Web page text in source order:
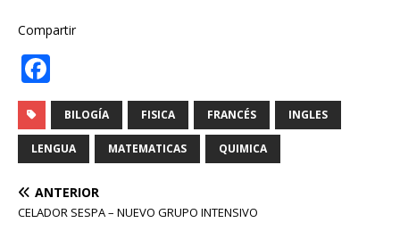
Compartir
a
c
e
b
o
BILOGÍA FISICA FRANCÉS INGLES
LENGUA MATEMATICAS QUIMICA
ANTERIOR
CELADOR SESPA – NUEVO GRUPO INTENSIVO